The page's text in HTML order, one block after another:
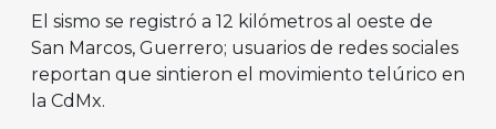
El sismo se registró a 12 kilómetros al oeste de
San Marcos, Guerrero; usuarios de redes sociales
reportan que sintieron el movimiento telúrico en
la CdMx.